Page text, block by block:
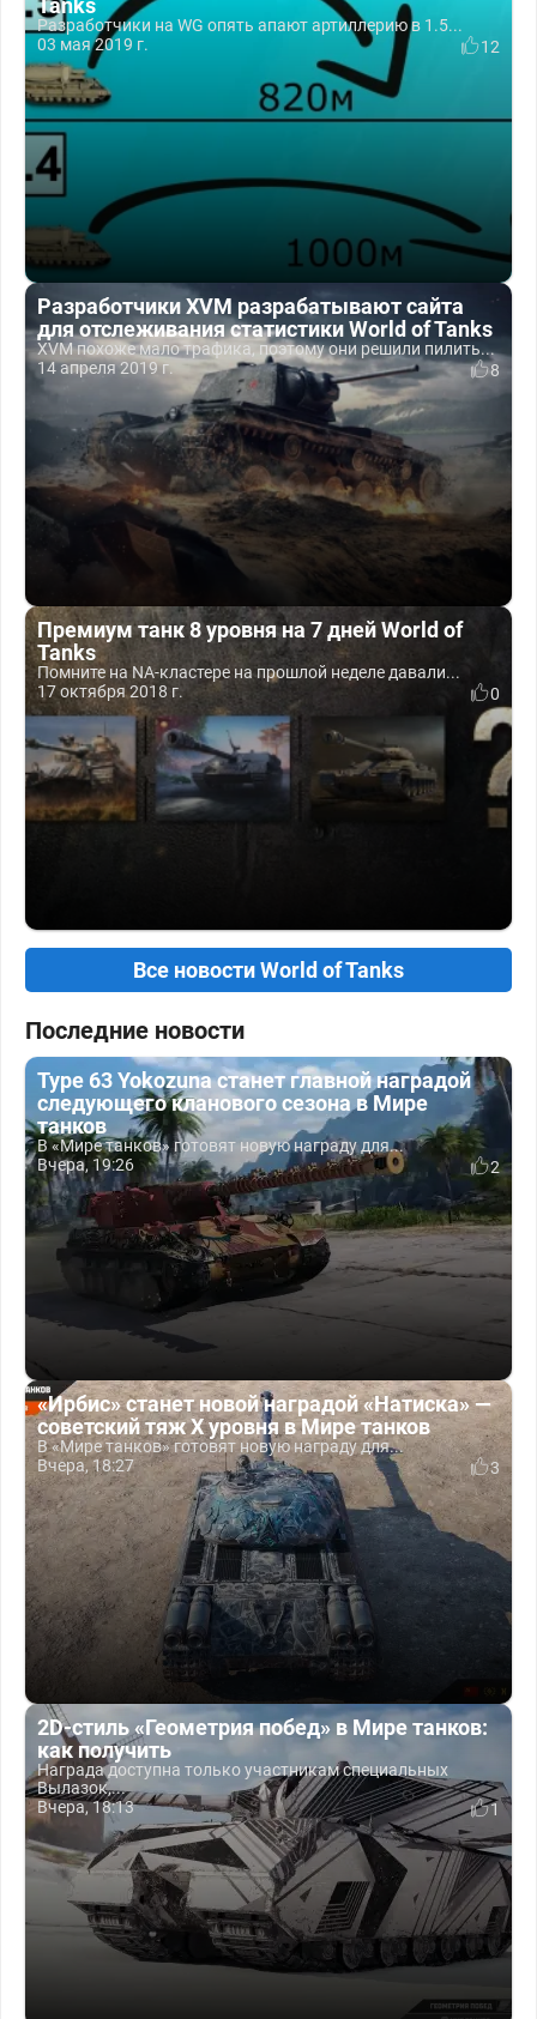
Tanks
Разработчики на WG опять апают артиллерию в 1.5...
03 мая 2019 г.
12
Разработчики XVM разрабатывают сайта
для отслеживания статистики World of Tanks
XVM похоже мало трафика, поэтому они решили пилить...
14 апреля 2019 г.
8
Премиум танк 8 уровня на 7 дней World of
Tanks
Помните на NA-кластере на прошлой неделе давали...
17 октября 2018 г.
0
Все новости World of Tanks
Последние новости
Type 63 Yokozuna станет главной наградой
следующего кланового сезона в Мире
танков
В «Мире танков» готовят новую награду для...
Вчера, 19:26
2
«Ирбис» станет новой наградой «Натиска» —
советский тяж X уровня в Мире танков
В «Мире танков» готовят новую награду для...
Вчера, 18:27
3
2D-стиль «Геометрия побед» в Мире танков:
как получить
Награда доступна только участникам специальных
Вылазок,...
Вчера, 18:13
1